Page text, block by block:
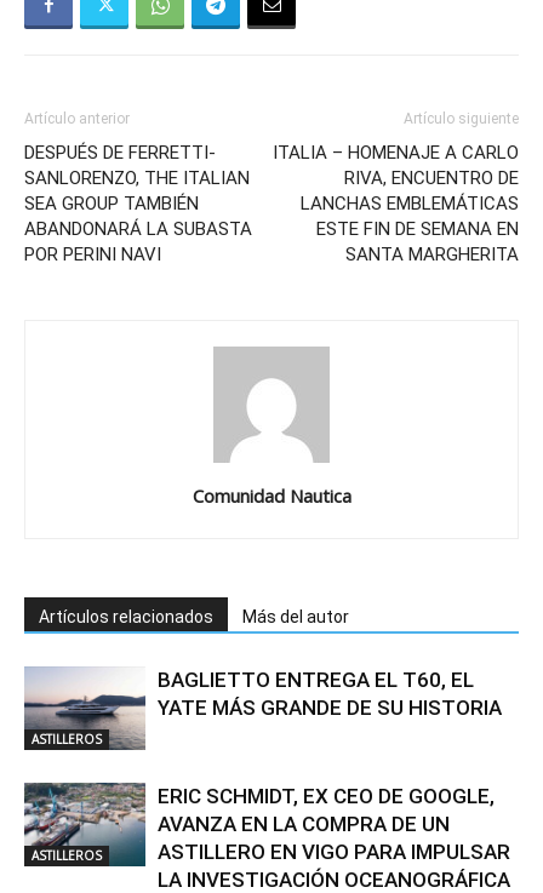
Artículo anterior
DESPUÉS DE FERRETTI-
SANLORENZO, THE ITALIAN
SEA GROUP TAMBIÉN
ABANDONARÁ LA SUBASTA
POR PERINI NAVI
Artículo siguiente
ITALIA – HOMENAJE A CARLO
RIVA, ENCUENTRO DE
LANCHAS EMBLEMÁTICAS
ESTE FIN DE SEMANA EN
SANTA MARGHERITA
Comunidad Nautica
Artículos relacionados Más del autor
ASTILLEROS
BAGLIETTO ENTREGA EL T60, EL
YATE MÁS GRANDE DE SU HISTORIA
ASTILLEROS
ERIC SCHMIDT, EX CEO DE GOOGLE,
AVANZA EN LA COMPRA DE UN
ASTILLERO EN VIGO PARA IMPULSAR
LA INVESTIGACIÓN OCEANOGRÁFICA